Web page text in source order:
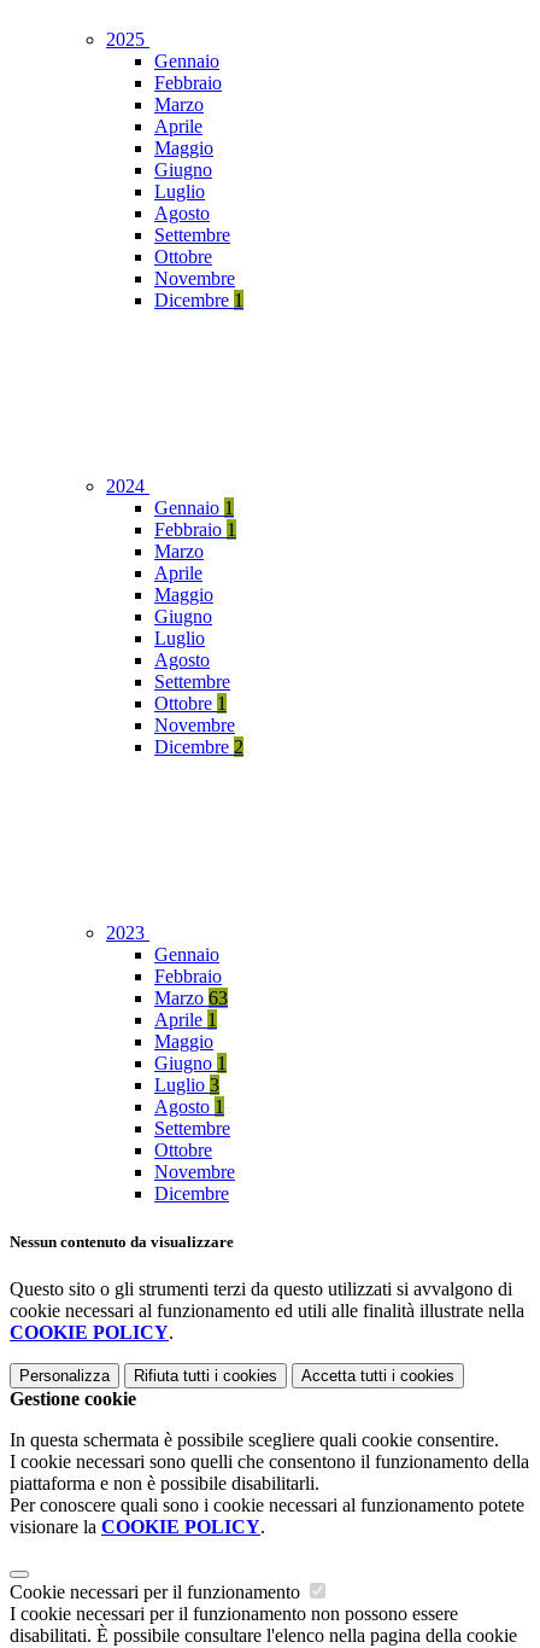
2025
Gennaio
Febbraio
Marzo
Aprile
Maggio
Giugno
Luglio
Agosto
Settembre
Ottobre
Novembre
Dicembre 1
2024
Gennaio 1
Febbraio 1
Marzo
Aprile
Maggio
Giugno
Luglio
Agosto
Settembre
Ottobre 1
Novembre
Dicembre 2
2023
Gennaio
Febbraio
Marzo 63
Aprile 1
Maggio
Giugno 1
Luglio 3
Agosto 1
Settembre
Ottobre
Novembre
Dicembre
Nessun contenuto da visualizzare
Questo sito o gli strumenti terzi da questo utilizzati si avvalgono di
cookie necessari al funzionamento ed utili alle finalità illustrate nella
COOKIE POLICY.
Personalizza Rifiuta tutti i cookies Accetta tutti i cookies
Gestione cookie
In questa schermata è possibile scegliere quali cookie consentire.
I cookie necessari sono quelli che consentono il funzionamento della
piattaforma e non è possibile disabilitarli.
Per conoscere quali sono i cookie necessari al funzionamento potete
visionare la COOKIE POLICY.
Cookie necessari per il funzionamento
I cookie necessari per il funzionamento non possono essere
disabilitati. È possibile consultare l'elenco nella pagina della cookie